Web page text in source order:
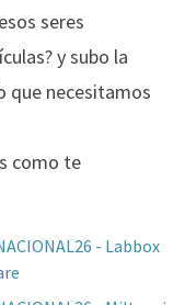
seres
y subo la
que necesitamos
como te